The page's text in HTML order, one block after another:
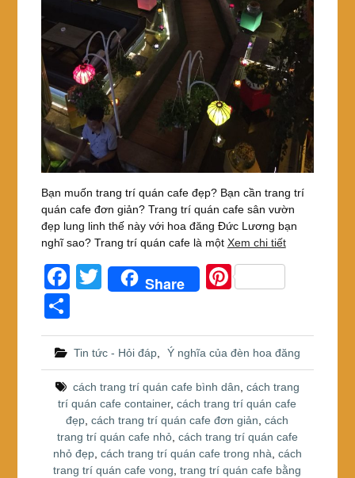
Bạn muốn trang trí quán cafe đẹp? Bạn cần trang trí
quán cafe đơn giản? Trang trí quán cafe sân vườn
đẹp lung linh thế này với hoa đăng Đức Lương bạn
nghĩ sao? Trang trí quán cafe là một Xem chi tiết
F
a
c
e
b
o
o
k
T
tt
er
Share
Pi
er
e
st
h
ar
e
Tin tức - Hỏi đáp, Ý nghĩa của đèn hoa đăng
cách trang trí quán cafe bình dân, cách trang
trí quán cafe container,cách trang trí quán cafe
đẹp,cách trang trí quán cafe đơn giản,cách
trang trí quán cafe nhỏ, cách trang trí quán cafe
nhỏ đẹp, cách trang trí quán cafe trong nhà, cách
trang trí quán cafe vong,trang trí quán cafe bằng